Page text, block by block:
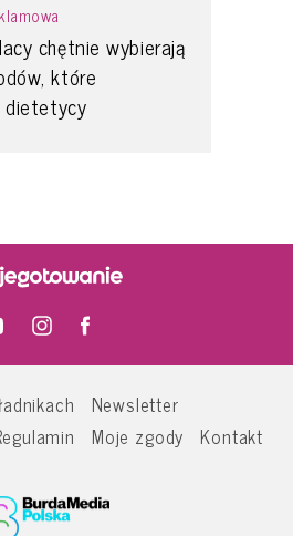
chętnie wybierają
które
dietetycy
Newsletter
Moje zgody Kontakt